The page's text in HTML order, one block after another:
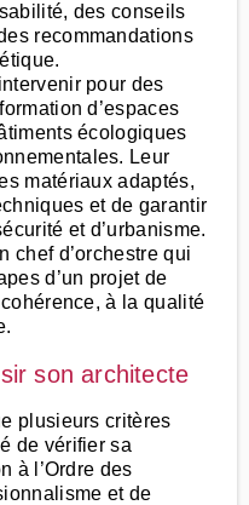
des conseils
recommandations
pour des
d’espaces
écologiques
Leur
matériaux adaptés,
et de garantir
et d’urbanisme.
chef d’orchestre qui
d’un projet de
à la qualité
son architecte
plusieurs critères
de vérifier sa
à l’Ordre des
et de